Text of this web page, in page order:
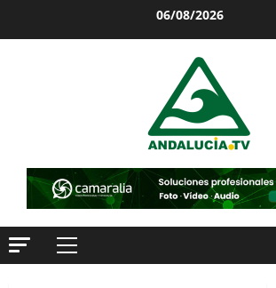
06/08/2026